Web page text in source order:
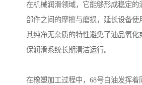
在机械润滑领域，它能够形成稳定的
部件之间的摩擦与磨损，延长设备使
其纯净无杂质的特性避免了油品氧化
保润滑系统长期清洁运行。
在橡塑加工过程中，68号白油发挥着